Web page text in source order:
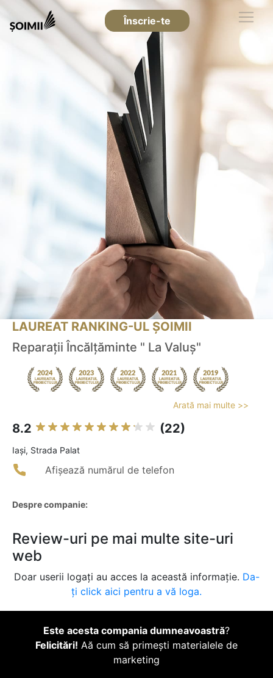
Înscrie-te
LAUREAT RANKING-UL ȘOIMII
Reparaţii Încălţăminte " La Valuș"
Arată mai multe >>
8.2 (22)
Iaşi, Strada Palat
Afișează numărul de telefon
Despre companie:
Review-uri pe mai multe site-uri
web
Doar userii logați au acces la această informație. Da-
ți click aici pentru a vă loga.
Este acesta compania dumneavoastră?
Felicitări! Aă cum să primești materialele de
marketing